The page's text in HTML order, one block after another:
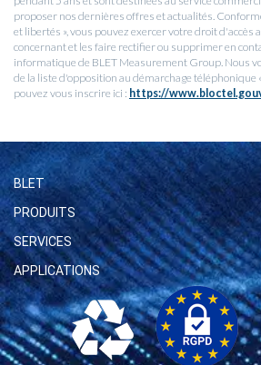
proposer nos dernières offres et actualités.
et libertés », vous pouvez exercer votre droit d'accès
concernant et les faire rectifier ou supprimer en
informatique de BLET Measurement Group. Nous
de la liste d'opposition au démarchage téléphonique
pouvez vous inscrire ici : https://
BLET
PRODUITS
SERVICES
APPLICATIONS